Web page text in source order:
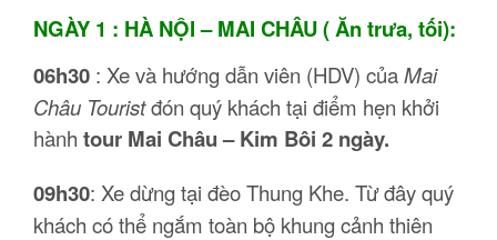
NGÀY 1 : HÀ NỘI – MAI CHÂU ( Ăn trưa, tối):
06h30 : Xe và hướng dẫn viên (HDV) củaMai
Châu Touristđón quý khách tại điểm hẹn khởi
hành tour Mai Châu – Kim Bôi 2 ngày.
09h30: Xe dừng tại đèo Thung Khe. Từ đây quý
khách có thể ngắm toàn bộ khung cảnh thiên